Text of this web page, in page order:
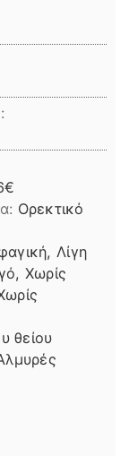
Ορεκτικό
Λίγη
Χωρίς
θείου